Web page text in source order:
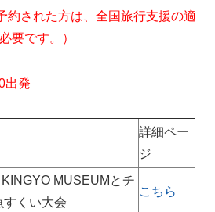
約された方は、全国旅行支援の適
要です。）
出発
詳細ペー
ジ
MUSEUMとチ
すくい大会
こちら